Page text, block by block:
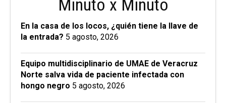
Minuto x Minuto
En la casa de los locos, ¿quién tiene la llave de
la entrada? 5 agosto, 2026
Equipo multidisciplinario de UMAE de Veracruz
Norte salva vida de paciente infectada con
hongo negro 5 agosto, 2026